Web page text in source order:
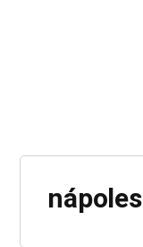
nápoles